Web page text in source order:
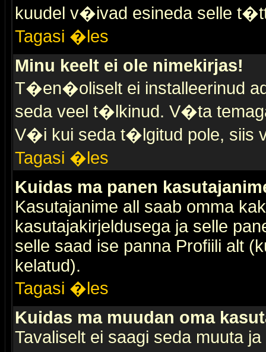
kuudel v�ivad esineda selle
Tagasi �les
Minu keelt ei ole nimekirjas!
T�en�oliselt ei installeerinud
seda veel t�lkinud. V�ta
V�i kui seda t�lgitud pole, siis
Tagasi �les
Kuidas ma panen
Kasutajanime all saab omma
kasutajakirjeldusega ja selle
selle saad ise panna Profiili alt
kelatud).
Tagasi �les
Kuidas ma muudan oma
Tavaliselt ei saagi seda muuta